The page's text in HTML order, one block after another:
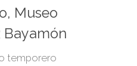
Museo
Bayamón
temporero